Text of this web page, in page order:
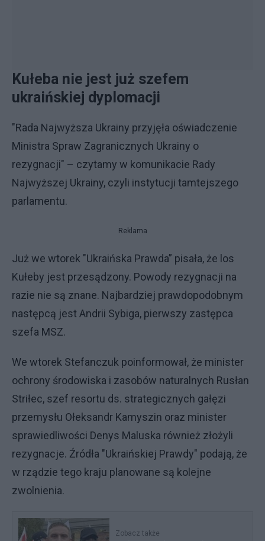
Kułeba nie jest już szefem
ukraińskiej dyplomacji
"Rada Najwyższa Ukrainy przyjęła oświadczenie
Ministra Spraw Zagranicznych Ukrainy o
rezygnacji" – czytamy w komunikacie Rady
Najwyższej Ukrainy, czyli instytucji tamtejszego
parlamentu.
Reklama
Już we wtorek "Ukraińska Prawda” pisała, że los
Kułeby jest przesądzony. Powody rezygnacji na
razie nie są znane. Najbardziej prawdopodobnym
następcą jest Andrii Sybiga, pierwszy zastępca
szefa MSZ.
We wtorek Stefanczuk poinformował, że minister
ochrony środowiska i zasobów naturalnych Rusłan
Striłec, szef resortu ds. strategicznych gałęzi
przemysłu Ołeksandr Kamyszin oraz minister
sprawiedliwości Denys Maluska również złożyli
rezygnacje. Źródła "Ukraińskiej Prawdy" podają, że
w rządzie tego kraju planowane są kolejne
zwolnienia.
Zobacz także